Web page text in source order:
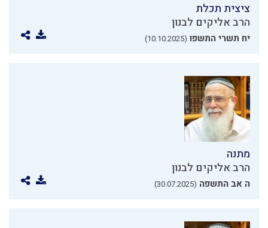
ציצית תכלת
הרב אליקים לבנון
יח תשרי התשפו (10.10.2025)
מתנה
הרב אליקים לבנון
ה אב התשפה (30.07.2025)